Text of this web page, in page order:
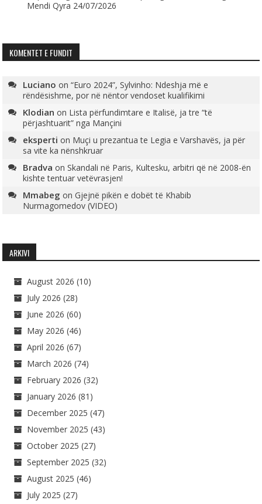
Mendi Qyra 24/07/2026
KOMENTET E FUNDIT
Luciano on“Euro 2024”, Sylvinho: Ndeshja më e
rëndësishme, por në nëntor vendoset kualifikimi
Klodian on Lista përfundimtare e Italisë, ja tre “të
përjashtuarit” nga Mançini
eksperti on Muçi u prezantua te Legia e Varshavës, ja për
sa vite ka nënshkruar
Bradva onSkandali në Paris, Kultesku, arbitri që në 2008-ën
kishte tentuar vetëvrasjen!
Mmabeg onGjejnë pikën e dobët të Khabib
Nurmagomedov (VIDEO)
ARKIVI
August 2026 (10)
July 2026 (28)
June 2026 (60)
May 2026 (46)
April 2026 (67)
March 2026 (74)
February 2026 (32)
January 2026 (81)
December 2025 (47)
November 2025 (43)
October 2025 (27)
September 2025 (32)
August 2025 (46)
July 2025 (27)